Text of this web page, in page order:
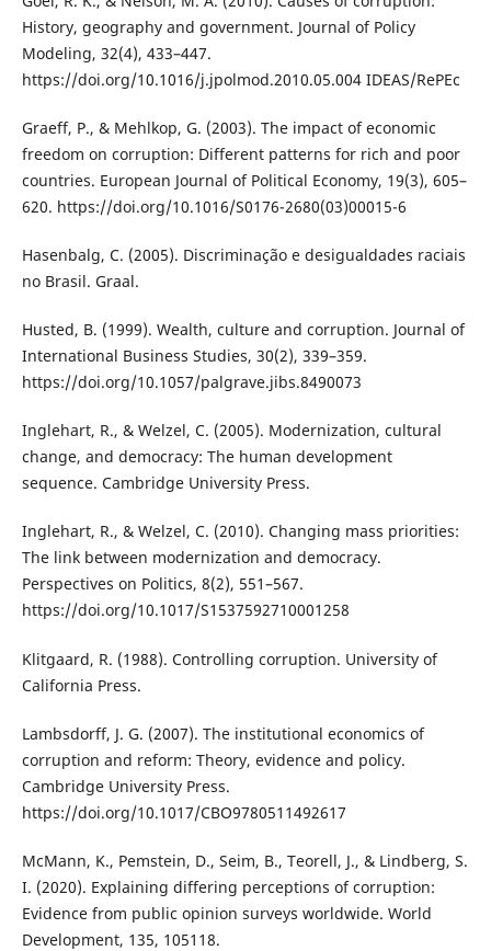
History, geography and government. Journal of Policy
Modeling, 32(4), 433–447.
https://doi.org/10.1016/j.jpolmod.2010.05.004 IDEAS/RePEc
Graeff, P., & Mehlkop, G. (2003). The impact of economic
freedom on corruption: Different patterns for rich and poor
countries. European Journal of Political Economy, 19(3), 605–
620. https://doi.org/10.1016/S0176-2680(03)00015-6
Hasenbalg, C. (2005). Discriminação e desigualdades raciais
no Brasil. Graal.
Husted, B. (1999). Wealth, culture and corruption. Journal of
International Business Studies, 30(2), 339–359.
https://doi.org/10.1057/palgrave.jibs.8490073
Inglehart, R., & Welzel, C. (2005). Modernization, cultural
change, and democracy: The human development
sequence. Cambridge University Press.
Inglehart, R., & Welzel, C. (2010). Changing mass priorities:
The link between modernization and democracy.
Perspectives on Politics, 8(2), 551–567.
https://doi.org/10.1017/S1537592710001258
Klitgaard, R. (1988). Controlling corruption. University of
California Press.
Lambsdorff, J. G. (2007). The institutional economics of
corruption and reform: Theory, evidence and policy.
Cambridge University Press.
https://doi.org/10.1017/CBO9780511492617
McMann, K., Pemstein, D., Seim, B., Teorell, J., & Lindberg, S.
I. (2020). Explaining differing perceptions of corruption:
Evidence from public opinion surveys worldwide. World
Development, 135, 105118.